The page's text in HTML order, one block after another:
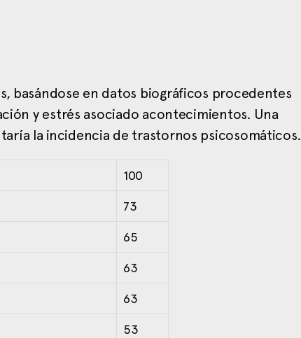
basándose en datos biográficos procedentes
y estrés asociado acontecimientos. Una
la incidencia de trastornos psicosomáticos.
100
73
65
63
63
53